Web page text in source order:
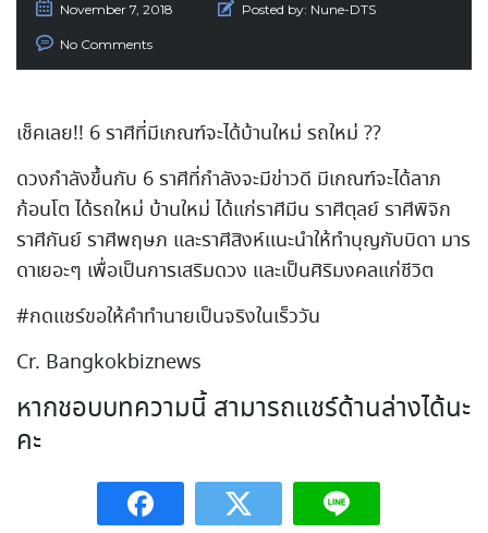
November 7, 2018 Posted by: Nune-DTS
No Comments
เช็คเลย!! 6 ราศีที่มีเกณฑ์จะได้บ้านใหม่ รถใหม่ ??
ดวงกำลังขึ้นกับ 6 ราศีที่กำลังจะมีข่าวดี มีเกณฑ์จะได้ลาภ
ก้อนโต ได้รถใหม่ บ้านใหม่ ได้แก่ราศีมีน ราศีตุลย์ ราศีพิจิก
ราศีกันย์ ราศีพฤษภ และราศีสิงห์แนะนำให้ทำบุญกับบิดา มาร
ดาเยอะๆ เพื่อเป็นการเสริมดวง และเป็นศิริมงคลแก่ชีวิต
#กดแชร์ขอให้คำทำนายเป็นจริงในเร็ววัน
Cr. Bangkokbiznews
หากชอบบทความนี้ สามารถแชร์ด้านล่างได้นะ
คะ